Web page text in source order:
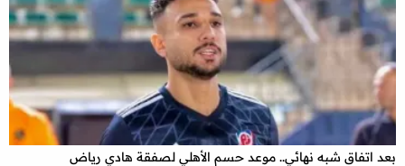
بعد اتفاق شبه نهائي.. موعد حسم الأهلي لصفقة هادي رياض